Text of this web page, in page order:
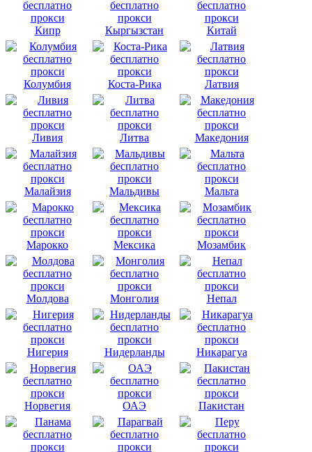
Кипр Кыргызстан Китай
Колумбия Коста-Рика Латвия
Ливия Литва Македония
Малайзия Мальдивы Мальта
Марокко Мексика Мозамбик
Молдова Монголия Непал
Нигерия Нидерланды Никарагуа
Норвегия ОАЭ Пакистан